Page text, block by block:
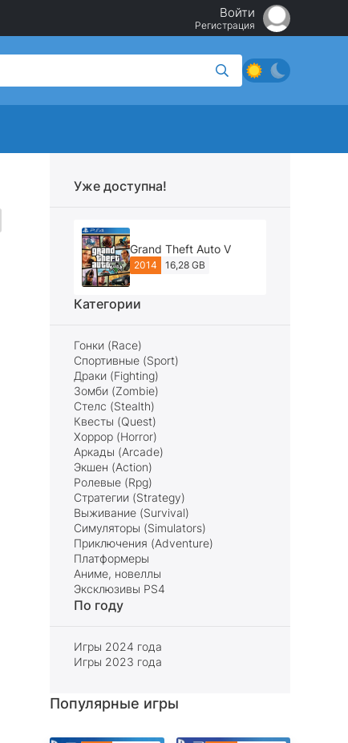
Войти
Регистрация
Уже доступна!
Grand Theft Auto V
2014 16,28 GB
Категории
Гонки (Race)
Спортивные (Sport)
Драки (Fighting)
Зомби (Zombie)
Стелс (Stealth)
Квесты (Quest)
Хоррор (Horror)
Аркады (Arcade)
Экшен (Action)
Ролевые (Rpg)
Стратегии (Strategy)
Выживание (Survival)
Симуляторы (Simulators)
Приключения (Adventure)
Платформеры
Аниме, новеллы
Эксклюзивы PS4
По году
Игры 2024 года
Игры 2023 года
Популярные игры